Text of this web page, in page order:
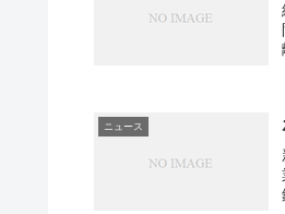
ニュース